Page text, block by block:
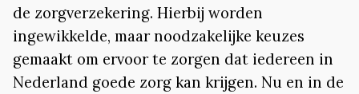
de zorgverzekering. Hierbij worden
ingewikkelde, maar noodzakelijke keuzes
gemaakt om ervoor te zorgen dat iedereen in
Nederland goede zorg kan krijgen. Nu en in de